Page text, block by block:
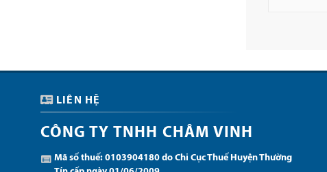
LIÊN HỆ
CÔNG TY TNHH CHÂM VINH
Mã số thuế: 0103904180 do Chi Cục Thuế Huyện Thường